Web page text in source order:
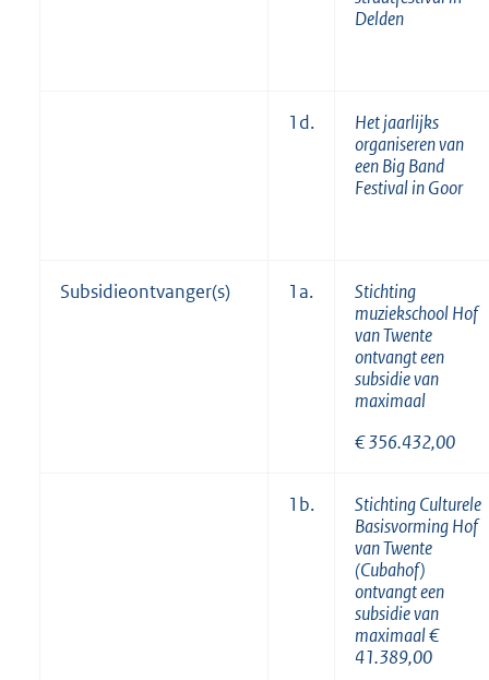
Delden
1d.
Het jaarlijks
organiseren van
een Big Band
Festival in Goor
Subsidieontvanger(s) 1a.
Stichting
muziekschool Hof
van Twente
ontvangt een
subsidie van
maximaal
€356.432,00
1b.
Stichting Culturele
Basisvorming Hof
van Twente
(Cubahof)
ontvangt een
subsidie van
maximaal €
41.389,00